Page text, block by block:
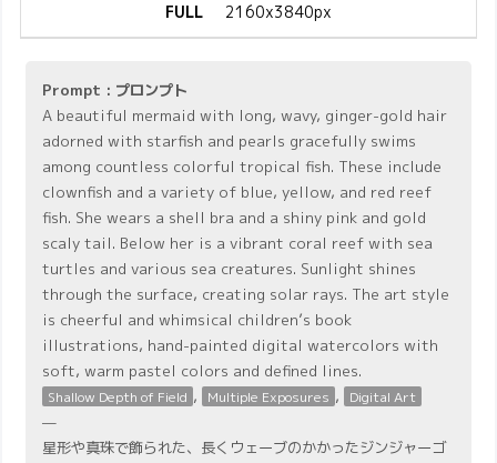
FULL 2160x3840px
Prompt : プロンプト
A beautiful mermaid with long, wavy, ginger-gold hair
adorned with starfish and pearls gracefully swims
among countless colorful tropical fish. These include
clownfish and a variety of blue, yellow, and red reef
fish. She wears a shell bra and a shiny pink and gold
scaly tail. Below her is a vibrant coral reef with sea
turtles and various sea creatures. Sunlight shines
through the surface, creating solar rays. The art style
is cheerful and whimsical children’s book
illustrations, hand-painted digital watercolors with
soft, warm pastel colors and defined lines.
Shallow Depth of Field , Multiple Exposures , Digital Art
—
星形や真珠で飾られた、長くウェーブのかかったジンジャーゴ